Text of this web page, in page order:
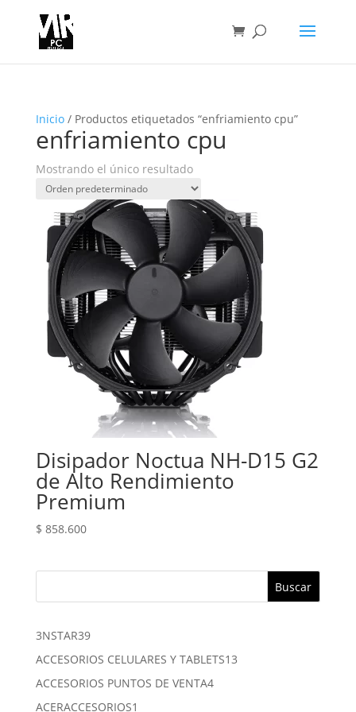
Inicio/ Productos etiquetados “enfriamiento cpu”
enfriamiento cpu
Mostrando el único resultado
Disipador Noctua NH-D15 G2
de Alto Rendimiento
Premium
$ 858.600
Buscar
3NSTAR3939
productos
ACCESORIOS CELULARES Y TABLETS1313
ACCESORIOS PUNTOS DE VENTA44
ACERACCESORIOS1